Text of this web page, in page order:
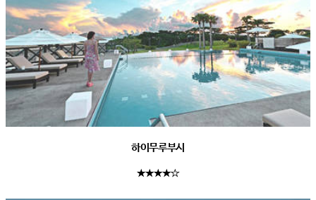
하이무루부시
★★★★☆